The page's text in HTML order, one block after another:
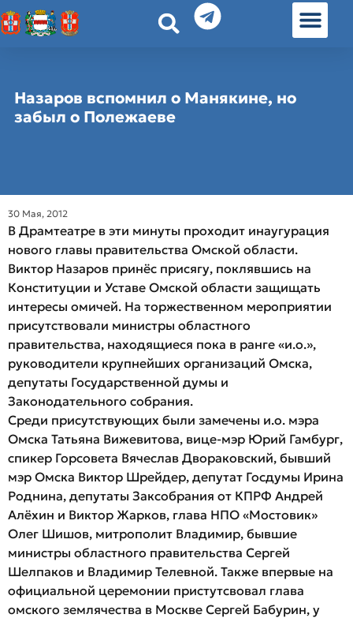
Назаров вспомнил о Манякине, но
забыл о Полежаеве
30 Мая, 2012
В Драмтеатре в эти минуты проходит инаугурация
нового главы правительства Омской области.
Виктор Назаров принёс присягу, поклявшись на
Конституции и Уставе Омской области защищать
интересы омичей. На торжественном мероприятии
присутствовали министры областного
правительства, находящиеся пока в ранге «и.о.»,
руководители крупнейших организаций Омска,
депутаты Государственной думы и
Законодательного собрания.
Среди присутствующих были замечены и.о. мэра
Омска Татьяна Вижевитова, вице-мэр Юрий Гамбург,
спикер Горсовета Вячеслав Двораковский, бывший
мэр Омска Виктор Шрейдер, депутат Госдумы Ирина
Роднина, депутаты Заксобрания от КПРФ Андрей
Алёхин и Виктор Жарков, глава НПО «Мостовик»
Олег Шишов, митрополит Владимир, бывшие
министры областного правительства Сергей
Шелпаков и Владимир Телевной. Также впервые на
официальной церемонии пристутсвовал глава
омского землячества в Москве Сергей Бабурин, у